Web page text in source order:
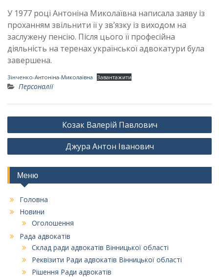
У 1977 році Антоніна Миколаївна написала заяву із
проханням звільнити її у зв’язку із виходом на
заслужену пенсію. Після цього її професійна
діяльність на теренах української адвокатури була
завершена.
Зінченко-Антоніна-Миколаївна Завантажити
Персоналії
Навігація
записів
Козак Валерій Павлович
Джура Антон Іванович
Меню
Головна
Новини
Оголошення
Рада адвокатів
Склад ради адвокатів Вінницької області
Реквізити Ради адвокатів Вінницької області
Рішення Ради адвокатів